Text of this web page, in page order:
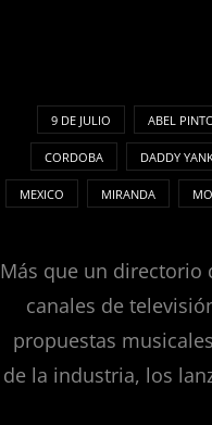
9 DE JULIO ABEL
CORDOBA DADDY
MEXICO MIRANDA
Más que un directorio
canales de
propuestas
de la industria, los